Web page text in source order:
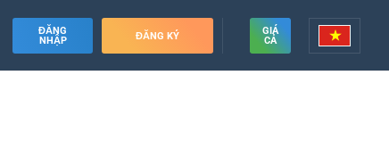
ĐĂNG
NHẬP
ĐĂNG KÝ
GIÁ
CẢ